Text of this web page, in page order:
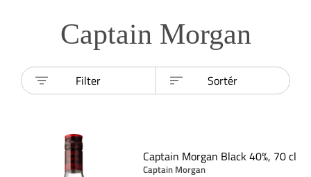
Captain Morgan
Filter Sortér
Captain Morgan Black 40%, 70 cl
Captain Morgan